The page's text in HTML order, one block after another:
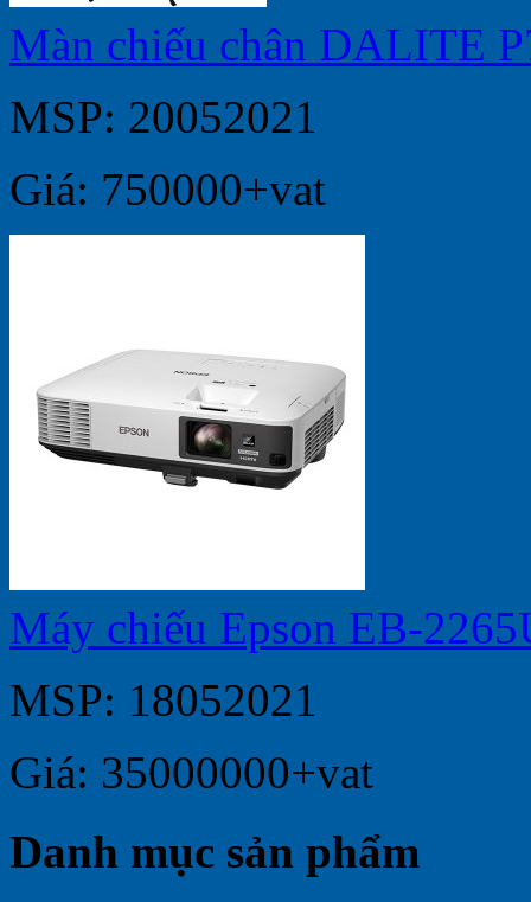
Màn chiếu chân DALITE
MSP: 20052021
Giá: 750000+vat
Máy chiếu Epson EB-
MSP: 18052021
Giá: 35000000+vat
Danh mục sản phẩm